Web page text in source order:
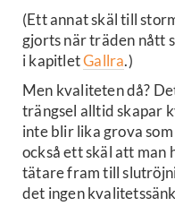
(Ett annat skäl till
gjorts när träden nått
i kapitletGallra.)
Men kvaliteten då?
trängsel alltid skapar
inte blir lika grova
också ett skäl att man
tätare fram till
det ingen